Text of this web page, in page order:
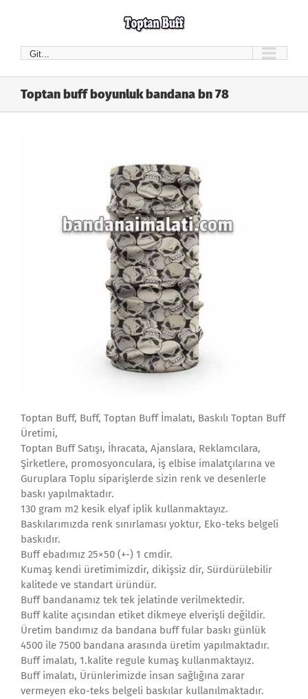
Git...
Toptan buff boyunluk bandana bn 78
Toptan Buff, Buff, Toptan Buff İmalatı, Baskılı Toptan Buff
Üretimi,
Toptan Buff Satışı, İhracata, Ajanslara, Reklamcılara,
Şirketlere, promosyonculara, iş elbise imalatçılarına ve
Guruplara Toplu siparişlerde sizin renk ve desenlerle
baskı yapılmaktadır.
130 gram m2 kesik elyaf iplik kullanmaktayız.
Baskılarımızda renk sınırlaması yoktur, Eko-teks belgeli
baskıdır.
Buff ebadımız 25×50 (+-) 1 cmdir.
Kumaş kendi üretimimizdir, dikişsiz dir, Sürdürülebilir
kalitede ve standart üründür.
Buff bandanamız tek tek jelatinde verilmektedir.
Buff kalite açısından etiket dikmeye elverişli değildir.
Üretim bandımız da bandana buff fular baskı günlük
4500 ile 7500 bandana arasında üretim yapılmaktadır.
Buff imalatı, 1.kalite regule kumaş kullanmaktayız.
Buff imalatı, Ürünlerimizde insan sağlığına zarar
vermeyen eko-teks belgeli baskılar kullanılmaktadır.